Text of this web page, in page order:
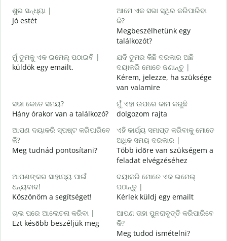
ଶୁଭ ସନ୍ଧ୍ୟା |
Jó estét
ଆମେ ଏକ ସଭା ସ୍ଥିର କରିପାରିବା
କି?
Megbeszélhetünk egy
találkozót?
ମୁଁ ତୁମକୁ ଏକ ଇମେଲ୍ ପଠାଇବି |
küldök egy emailt.
ଯଦି ତୁମର କିଛି ଦରକାର ଅଛି
ଦୟାକରି ମୋତେ ଜଣାନ୍ତୁ |
Kérem, jelezze, ha szüksége
van valamire
ସଭା କେତେ ସମୟ?
Hány órakor van a találkozó?
ମୁଁ ଏହା ଉପରେ କାମ କରୁଛି
dolgozom rajta
ଆପଣ ଦୟାକରି ସ୍ପଷ୍ଟ କରିପାରିବେ
କି?
Meg tudnád pontosítani?
ଏହି କାର୍ଯ୍ୟ ସମାପ୍ତ କରିବାକୁ ମୋତେ
ଅଧିକ ସମୟ ଦରକାର |
Több időre van szükségem a
feladat elvégzéséhez
ଆପଣଙ୍କର ସାହାଯ୍ୟ ପାଇଁ
ଧନ୍ୟବାଦ!
Köszönöm a segítséget!
ଦୟାକରି ମୋତେ ଏକ ଇମେଲ୍
ପଠାନ୍ତୁ |
Kérlek küldj egy emailt
ଚାଲ ପରେ ଆଲୋଚନା କରିବା |
Ezt később beszéljük meg
ଆପଣ ତାହା ପୁନରାବୃତ୍ତି କରିପାରିବେ
କି?
Meg tudod ismételni?